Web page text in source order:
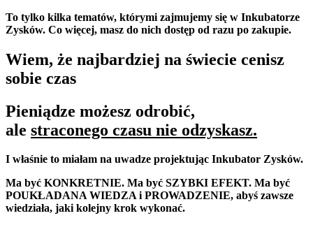
To tylko kilka tematów, którymi zajmujemy się w Inkubatorze
Zysków. Co więcej, masz do nich dostęp od razu po zakupie.
Wiem, że najbardziej na świecie cenisz
sobie czas
Pieniądze możesz odrobić,
ale straconego czasu nie odzyskasz.
I właśnie to miałam na uwadze projektując Inkubator Zysków.
Ma być KONKRETNIE. Ma być SZYBKI EFEKT. Ma być
POUKŁADANA WIEDZA i PROWADZENIE, abyś zawsze
wiedziała, jaki kolejny krok wykonać.